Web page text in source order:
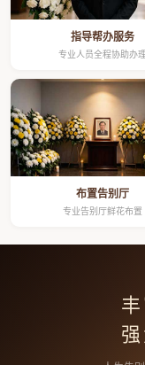
指导帮办服务
专业人员全程协助办理
布置告别厅
专业告别厅鲜花布置